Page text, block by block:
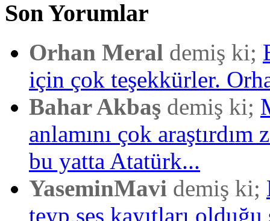
Son Yorumlar
Orhan Meral demiş ki;
için çok teşekkürler.
Bahar Akbaş demiş ki;
anlamını çok araştırdım
bu yatta Atatürk...
YaseminMavi demiş ki;
teyp,ses kayıtları